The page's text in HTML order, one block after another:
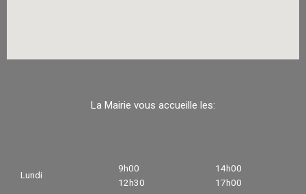
La Mairie vous accueille les:
Lundi
9h00
12h30
14h00
17h00